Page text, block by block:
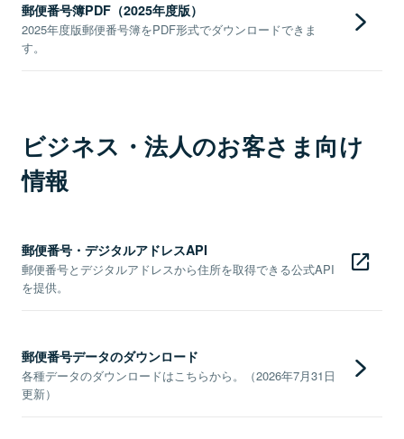
郵便番号簿PDF（2025年度版）
2025年度版郵便番号簿をPDF形式でダウンロードできま
す。
ビジネス・法人のお客さま向け
情報
郵便番号・デジタルアドレスAPI
郵便番号とデジタルアドレスから住所を取得できる公式API
を提供。
郵便番号データのダウンロード
各種データのダウンロードはこちらから。（2026年7月31日
更新）